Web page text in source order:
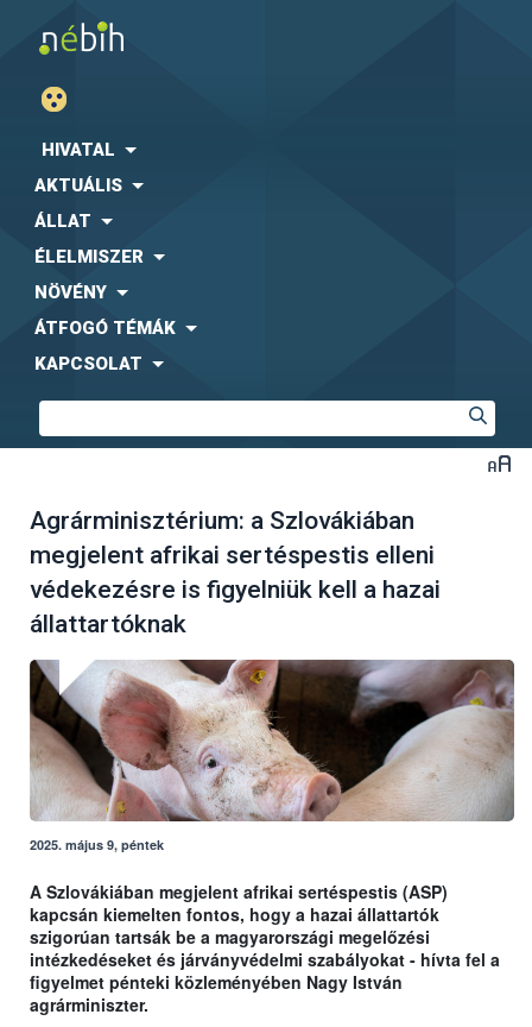
HIVATAL
AKTUÁLIS
ÁLLAT
ÉLELMISZER
NÖVÉNY
ÁTFOGÓ TÉMÁK
KAPCSOLAT
Agrárminisztérium: a Szlovákiában
megjelent afrikai sertéspestis elleni
védekezésre is figyelniük kell a hazai
állattartóknak
2025. május 9, péntek
A Szlovákiában megjelent afrikai sertéspestis (ASP)
kapcsán kiemelten fontos, hogy a hazai állattartók
szigorúan tartsák be a magyarországi megelőzési
intézkedéseket és járványvédelmi szabályokat - hívta fel a
figyelmet pénteki közleményében Nagy István
agrárminiszter.